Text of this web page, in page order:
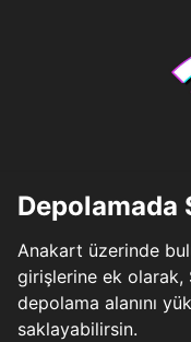
Depolamada
Anakart üzerinde
girişlerine ek olarak,
depolama alanını
saklayabilirsin.